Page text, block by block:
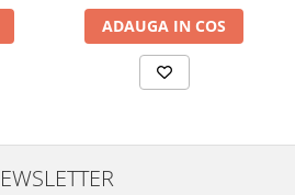
ADAUGA IN COS